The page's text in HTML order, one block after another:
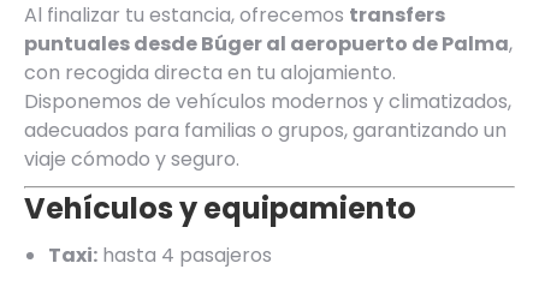
Al finalizar tu estancia, ofrecemos transfers
puntuales desde Búger al aeropuerto de Palma,
con recogida directa en tu alojamiento.
Disponemos de vehículos modernos y climatizados,
adecuados para familias o grupos, garantizando un
viaje cómodo y seguro.
Vehículos y equipamiento
Taxi: hasta 4 pasajeros